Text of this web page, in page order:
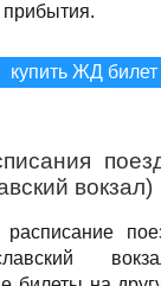
купить ЖД билет
вокзал)
расписание